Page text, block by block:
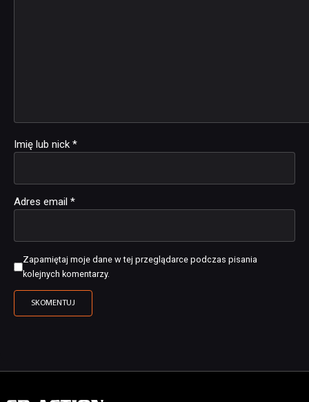
Imię lub nick *
Adres email *
Zapamiętaj moje dane w tej przeglądarce podczas pisania
kolejnych komentarzy.